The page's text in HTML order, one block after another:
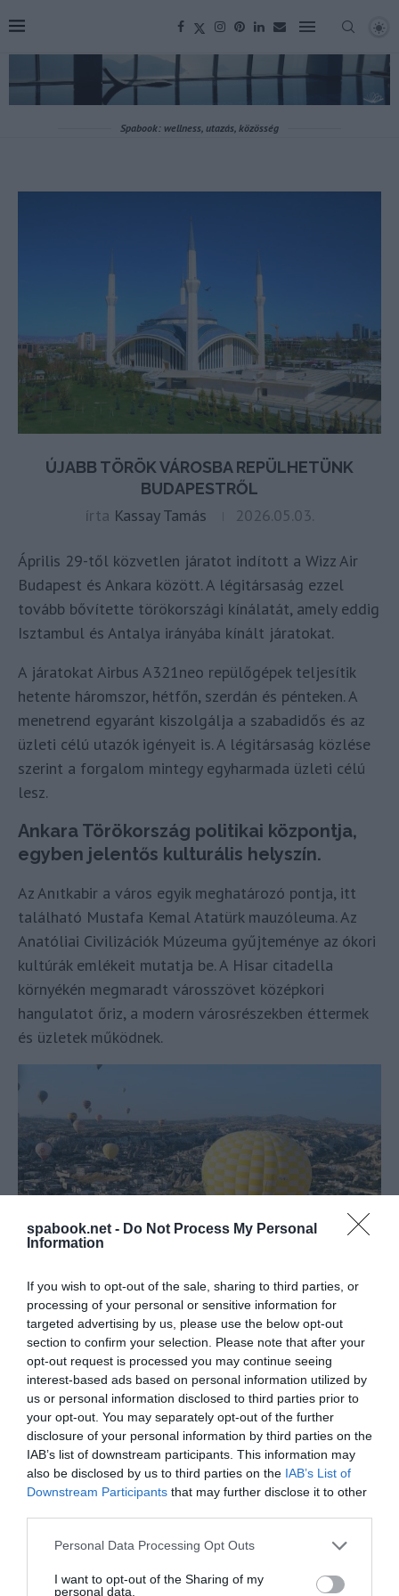
spabook.net - Do Not Process My Personal
Information
If you wish to opt-out of the sale, sharing to third parties, or
processing of your personal or sensitive information for
targeted advertising by us, please use the below opt-out
section to confirm your selection. Please note that after your
opt-out request is processed you may continue seeing
interest-based ads based on personal information utilized by
us or personal information disclosed to third parties prior to
your opt-out. You may separately opt-out of the further
disclosure of your personal information by third parties on the
IAB’s list of downstream participants. This information may
also be disclosed by us to third parties on the IAB’s List of
Downstream Participants that may further disclose it to other
Please note that this website/app uses one or more Google
not limited to your visit or usage behaviour. You may click to
Personal Data Processing Opt Outs
I want to opt-out of the Sharing of my
personal data.
Spabook: wellness, utazás, közösség
ÚJABB TÖRÖK VÁROSBA REPÜLHETÜNK
BUDAPESTRŐL
írta Kassay Tamás 2026.05.03.
Április 29-től közvetlen járatot indított a Wizz Air
Budapest és Ankara között. A légitársaság ezzel
tovább bővítette törökországi kínálatát, amely eddig
Isztambul és Antalya irányába kínált járatokat.
A járatokat Airbus A321neo repülőgépek teljesítik
hetente háromszor, hétfőn, szerdán és pénteken. A
menetrend egyaránt kiszolgálja a szabadidős és az
üzleti célú utazók igényeit is. A légitársaság közlése
szerint a forgalom mintegy egyharmada üzleti célú
lesz.
Ankara Törökország politikai központja,
egyben jelentős kulturális helyszín.
Az Anıtkabir a város egyik meghatározó pontja, itt
található Mustafa Kemal Atatürk mauzóleuma. Az
Anatóliai Civilizációk Múzeuma gyűjteménye az ókori
kultúrák emlékeit mutatja be. A Hisar citadella
környékén megmaradt városszövet középkori
hangulatot őriz, a modern városrészekben éttermek
és üzletek működnek.
Böngéssz ankarai szállásokat jó áron, ide
kattintva!
Ankarából könnyen elérhetőKappadókia, amely
Törökország egyik legismertebb természeti térsége. A
sziklaformációk, a barlangtemplomok és a föld alatti
városok önállóan is vonzerőt jelentenek. A hajnali
hőlégballonos repülések a térség legkeresettebb
programjai közé tartoznak.
Ritter Máté, a Budapest Airport járatfejlesztési
Törökország között évente több mint 900 ezer